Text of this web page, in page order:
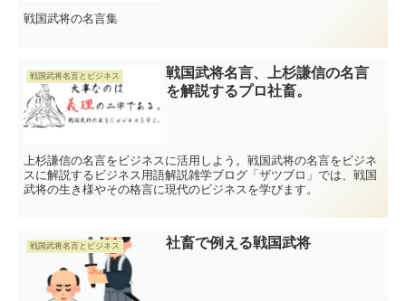
戦国武将の名言集
戦国武将名言とビジネス
戦国武将名言、上杉謙信の名言
を解説するプロ社畜。
上杉謙信の名言をビジネスに活用しよう。戦国武将の名言をビジネ
スに解説するビジネス用語解説雑学ブログ「ザツブロ」では、戦国
武将の生き様やその格言に現代のビジネスを学びます。
戦国武将名言とビジネス 社畜で例える戦国武将